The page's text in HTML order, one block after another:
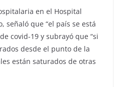
en el Hospital
señaló que “el país se está
covid-19 y subrayó que “si
desde el punto de la
están saturados de otras